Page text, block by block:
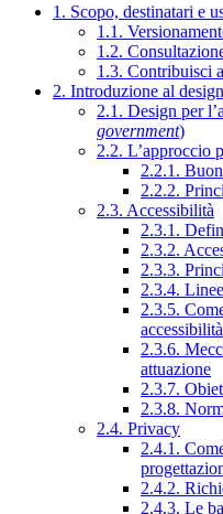
1. Scopo, destinatari e
1.1.
1.2.
1.3. Contribuisci
2. Introduzione al
2.1. Design per
government)
2.2. L’approccio
2.2.1.
2.2.2.
2.3. Accessibilità
2.3.1.
2.3.2.
2.3.3.
2.3.4.
2.3.5.
accessibilità
2.3.6.
attuazione
2.3.7.
2.3.8.
2.4. Privacy
2.4.1.
2.4.2.
2.4.3. Le